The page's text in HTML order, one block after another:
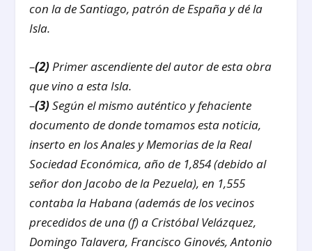
con la de Santiago, patrón de España y dé la
Isla.
–(2)Primer ascendiente del autor de esta obra
que vino a esta Isla.
–(3)Según el mismo auténtico y fehaciente
documento de donde tomamos esta noticia,
inserto en los Anales y Memorias de la Real
Sociedad Económica, año de 1,854 (debido al
señor don Jacobo de la Pezuela), en 1,555
contaba la Habana (además de los vecinos
precedidos de una (f) a Cristóbal Velázquez,
Domingo Talavera, Francisco Ginovés, Antonio